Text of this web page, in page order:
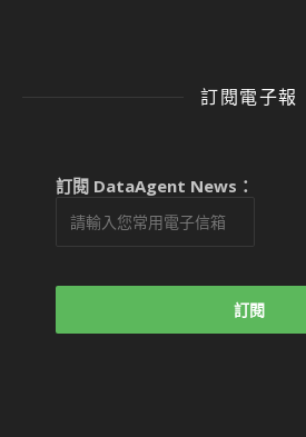
訂閱電子報
訂閱 DataAgent News：